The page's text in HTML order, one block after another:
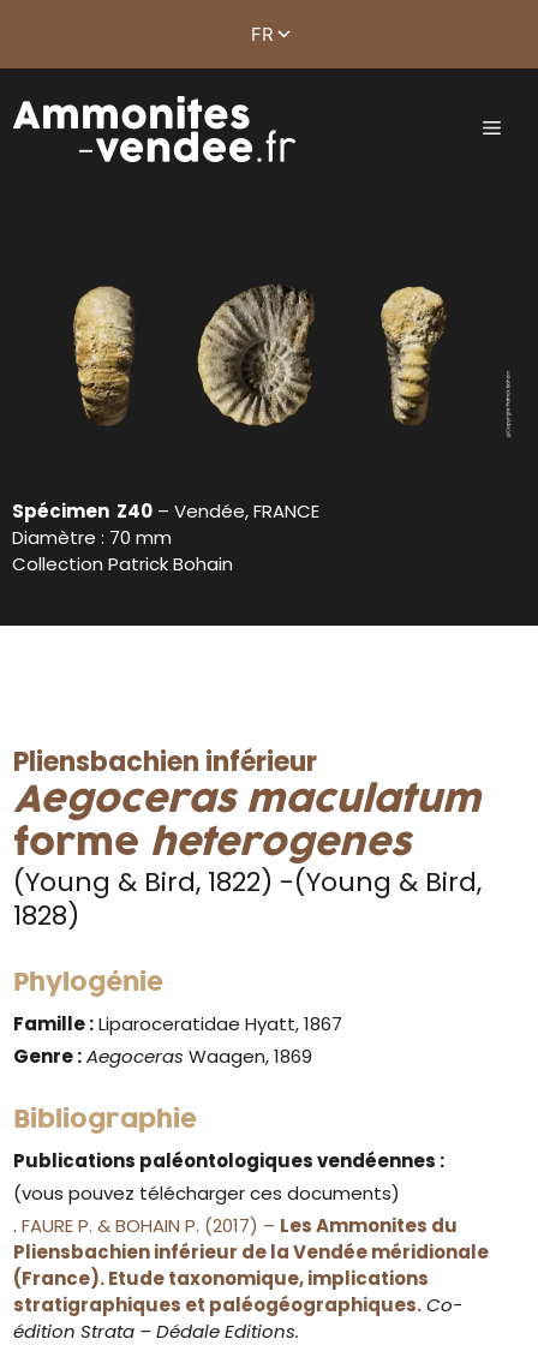
Spécimen Z40 – Vendée, FRANCE
Diamètre : 70 mm
Collection Patrick Bohain
Pliensbachien inférieur
Aegoceras maculatum
forme heterogenes
(Young & Bird, 1822) -(Young & Bird,
1828)
Phylogénie
Famille :Liparoceratidae Hyatt, 1867
Genre : Aegoceras Waagen, 1869
Bibliographie
Publications paléontologiques vendéennes :
(vous pouvez télécharger ces documents)
.FAURE P. & BOHAIN P. (2017) – Les Ammonites du
Pliensbachien inférieur de la Vendée méridionale
(France). Etude taxonomique, implications
stratigraphiques et paléogéographiques. Co-
édition Strata – Dédale Editions.